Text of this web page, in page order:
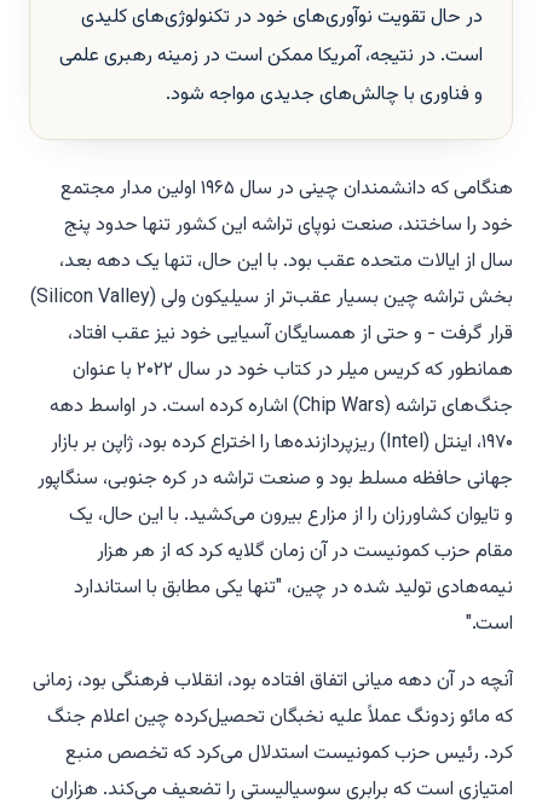
در حال تقویت نوآوری‌های خود در تکنولوژی‌های کلیدی
است. در نتیجه، آمریکا ممکن است در زمینه رهبری علمی
و فناوری با چالش‌های جدیدی مواجه شود.
هنگامی که دانشمندان چینی در سال ۱۹۶۵ اولین مدار مجتمع
خود را ساختند، صنعت نوپای تراشه این کشور تنها حدود پنج
سال از ایالات متحده عقب بود. با این حال، تنها یک دهه بعد،
بخش تراشه چین بسیار عقب‌تر از سیلیکون ولی (Silicon Valley)
قرار گرفت - و حتی از همسایگان آسیایی خود نیز عقب افتاد،
همانطور که کریس میلر در کتاب خود در سال ۲۰۲۲ با عنوان
جنگ‌های تراشه
(Chip Wars) اشاره کرده است. در اواسط دهه
۱۹۷۰، اینتل (Intel) ریزپردازنده‌ها را اختراع کرده بود، ژاپن بر بازار
جهانی حافظه مسلط بود و صنعت تراشه در کره جنوبی، سنگاپور
و تایوان کشاورزان را از مزارع بیرون می‌کشید. با این حال، یک
مقام حزب کمونیست در آن زمان گلایه کرد که از هر هزار
نیمه‌هادی تولید شده در چین، "تنها یکی مطابق با استاندارد
است."
آنچه در آن دهه میانی اتفاق افتاده بود، انقلاب فرهنگی بود، زمانی
که مائو زدونگ عملاً علیه نخبگان تحصیل‌کرده چین اعلام جنگ
کرد. رئیس حزب کمونیست استدلال می‌کرد که تخصص منبع
امتیازی است که برابری سوسیالیستی را تضعیف می‌کند. هزاران